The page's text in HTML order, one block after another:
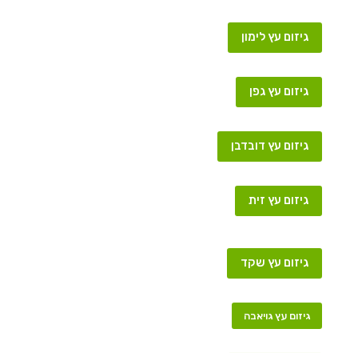
גיזום עץ לימון
גיזום עץ גפן
גיזום עץ דובדבן
גיזום עץ זית
גיזום עץ שקד
גיזום עץ גויאבה